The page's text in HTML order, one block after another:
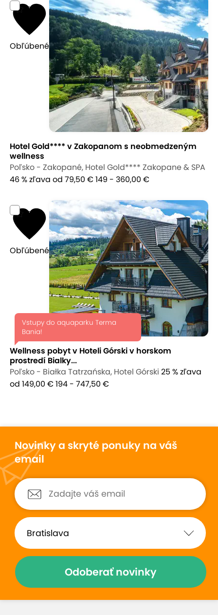
9,0
Obľúbené
Hotel Gold**** v Zakopanom s neobmedzeným
wellness
Poľsko - Zakopané, Hotel Gold**** Zakopane & SPA
46 % zľava od 79,50 €149 - 360,00 €
9,5
Obľúbené
Vstupy do aquaparku Terma
Bania!
Wellness pobyt v Hoteli Górski v horskom
prostredí Bialky...
Poľsko - Białka Tatrzańska, Hotel Górski 25 % zľava
od 149,00 €194 - 747,50 €
Novinky a skryté ponuky na váš
email
Odoberať novinky